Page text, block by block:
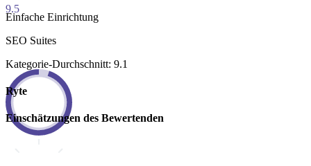
9.5
Einfache Einrichtung
SEO Suites
Kategorie-Durchschnitt: 9.1
Ryte
Einschätzungen des Bewertenden